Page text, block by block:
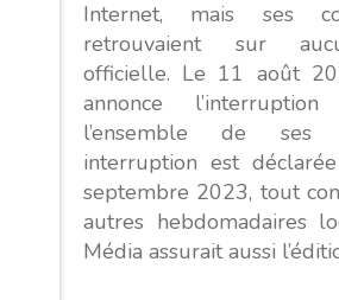
Internet, mais ses
retrouvaient sur
officielle. Le 11 août
annonce
l’ensemble de ses
interruption est
septembre 2023, tout
autres hebdomadaires
Média assurait aussi